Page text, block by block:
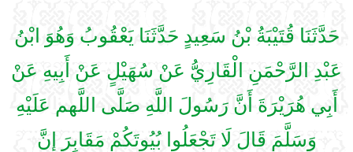
حَدَّثَنَا قُتَيْبَةُ بْنُ سَعِيدٍ حَدَّثَنَا يَعْقُوبُ وَهُوَ ابْنُ
عَبْدِ الرَّحْمَنِ الْقَارِيُّ عَنْ سُهَيْلٍ عَنْ أَبِيهِ عَنْ
أَبِي هُرَيْرَةَ أَنَّ رَسُولَ اللَّهِ صَلَّى اللَّهم عَلَيْهِ
وَسَلَّمَ قَالَ لَا تَجْعَلُوا بُيُوتَكُمْ مَقَابِرَ إِنَّ